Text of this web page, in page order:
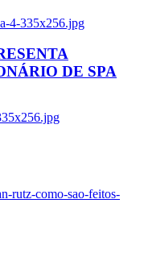
4-335x256.jpg
DE SPA
rutz-como-sao-feitos-